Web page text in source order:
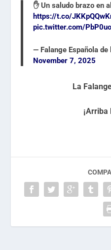
✋ Un saludo brazo en
https://t.co/
pic.twitter.com/
— Falange Española
November 7, 2025
La
¡Arriba